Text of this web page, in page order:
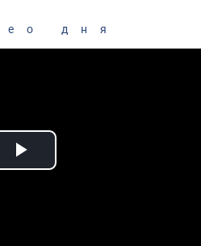
дня
Play Video